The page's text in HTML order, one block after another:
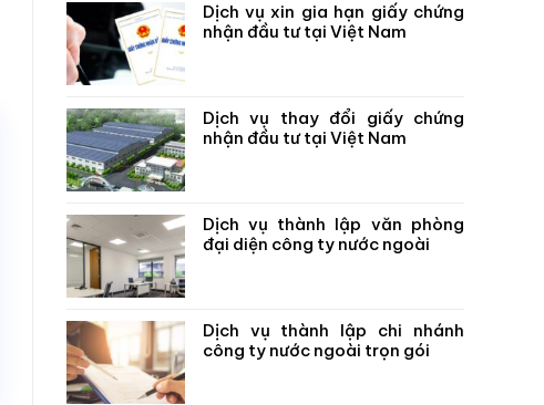
Dịch vụ xin gia hạn giấy chứng
nhận đầu tư tại Việt Nam
Dịch vụ thay đổi giấy chứng
nhận đầu tư tại Việt Nam
Dịch vụ thành lập văn phòng
đại diện công ty nước ngoài
Dịch vụ thành lập chi nhánh
công ty nước ngoài trọn gói